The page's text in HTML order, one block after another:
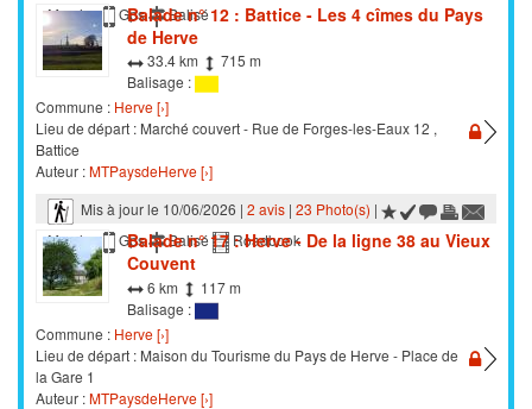
Marche
Gps Balisé
Balade n° 12 : Battice - Les 4 cîmes du Pays
de Herve
33.4 km
715 m
Balisage :
Commune : Herve [›]
Lieu de départ : Marché couvert - Rue de Forges-les-Eaux 12 ,
Battice
Auteur :MTPaysdeHerve [›]
Mis à jour le 10/06/2026 | 2 avis| 23 Photo(s) |
Marche
Gps Balisé Roadbook
Balade n° 17 : Herve - De la ligne 38 au Vieux
Couvent
6 km
117 m
Balisage :
Commune : Herve [›]
Lieu de départ : Maison du Tourisme du Pays de Herve - Place de
la Gare 1
Auteur :MTPaysdeHerve [›]